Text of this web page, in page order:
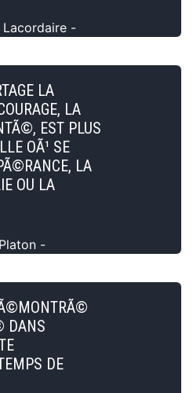
Lacordaire -
LA
LA
EST PLUS
OÃ¹ SE
LA
OU LA
-
DANS
DE